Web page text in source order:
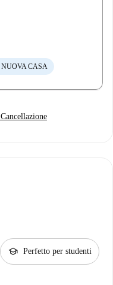
CASA
school Perfetto per studenti